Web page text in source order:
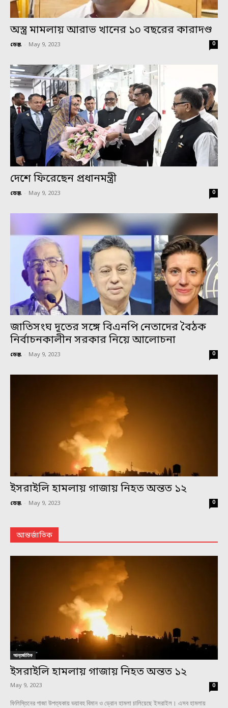
অস্ত্র মামলায় আরাভ খানের ১০ বছরের কারাদণ্ড
ডেস্ক - May 9, 2023 0
দেশে ফিরেছেন প্রধানমন্ত্রী
ডেস্ক - May 9, 2023 0
জাতিসংঘ দূতের সঙ্গে বিএনপি নেতাদের বৈঠক
নির্বাচনকালীন সরকার নিয়ে আলোচনা
ডেস্ক - May 9, 2023 0
ইসরাইলি হামলায় গাজায় নিহত অন্তত ১২
ডেস্ক - May 9, 2023 0
আন্তর্জাতিক
আন্তর্জাতিক
ইসরাইলি হামলায় গাজায় নিহত অন্তত ১২
May 9, 2023 0
ফিলিস্তিনের গাজা উপত্যকায় ভয়াবহ বিমান ও ড্রোন হামলা চালিয়েছে ইসরাইল। এসব হামলায়